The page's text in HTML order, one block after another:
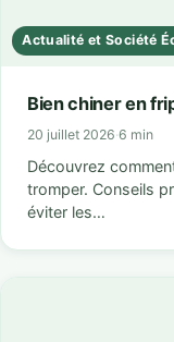
Actualité et Société
Bien chiner en
20 juillet 2026·6 min
Découvrez
tromper. Conseils
éviter les…